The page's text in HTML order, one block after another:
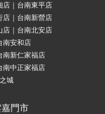
店｜台南東平店
店｜台南新營店
店｜台南北安店
南安和店
南新仁家福店
南中正家福店
城
門市